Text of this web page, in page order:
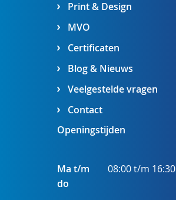
Print & Design
MVO
Certificaten
Blog & Nieuws
Veelgestelde vragen
Contact
Openingstijden
Ma t/m
do
08:00 t/m 16:30